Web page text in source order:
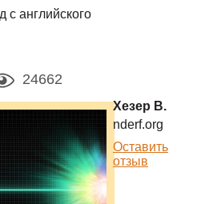
с английского
24662
Хезер В.
nderf.org
Оставить
отзыв